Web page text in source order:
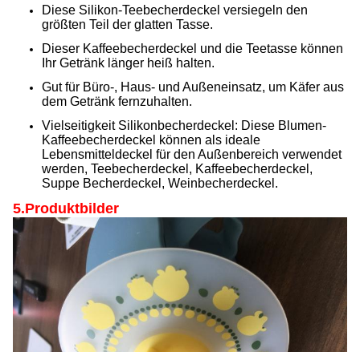
Diese Silikon-Teebecherdeckel versiegeln den
größten Teil der glatten Tasse.
Dieser Kaffeebecherdeckel und die Teetasse können
Ihr Getränk länger heiß halten.
Gut für Büro-, Haus- und Außeneinsatz, um Käfer aus
dem Getränk fernzuhalten.
Vielseitigkeit Silikonbecherdeckel: Diese Blumen-
Kaffeebecherdeckel können als ideale
Lebensmitteldeckel für den Außenbereich verwendet
werden, Teebecherdeckel, Kaffeebecherdeckel,
Suppe Becherdeckel, Weinbecherdeckel.
5.Produktbilder